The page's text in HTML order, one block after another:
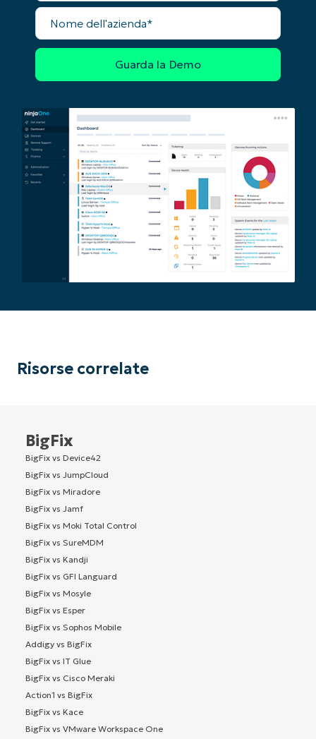
Nome
dell'azienda
Risorse correlate
BigFix
BigFix vs Device42
BigFix vs JumpCloud
BigFix vs Miradore
BigFix vs Jamf
BigFix vs Moki Total Control
BigFix vs SureMDM
BigFix vs Kandji
BigFix vs GFI Languard
BigFix vs Mosyle
BigFix vs Esper
BigFix vs Sophos Mobile
Addigy vs BigFix
BigFix vs IT Glue
BigFix vs Cisco Meraki
Action1 vs BigFix
BigFix vs Kace
BigFix vs VMware Workspace One
email*
Phone
number*
Paese
Company
name*